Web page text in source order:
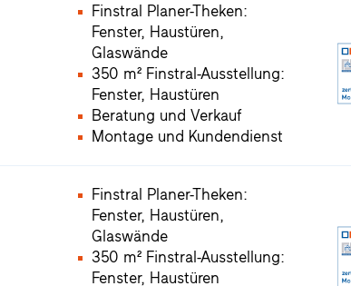
Finstral Planer-Theken:
Fenster, Haustüren,
Glaswände
350 m² Finstral-Ausstellung:
Fenster, Haustüren
Beratung und Verkauf
Montage und Kundendienst
Finstral Planer-Theken:
Fenster, Haustüren,
Glaswände
350 m² Finstral-Ausstellung:
Fenster, Haustüren